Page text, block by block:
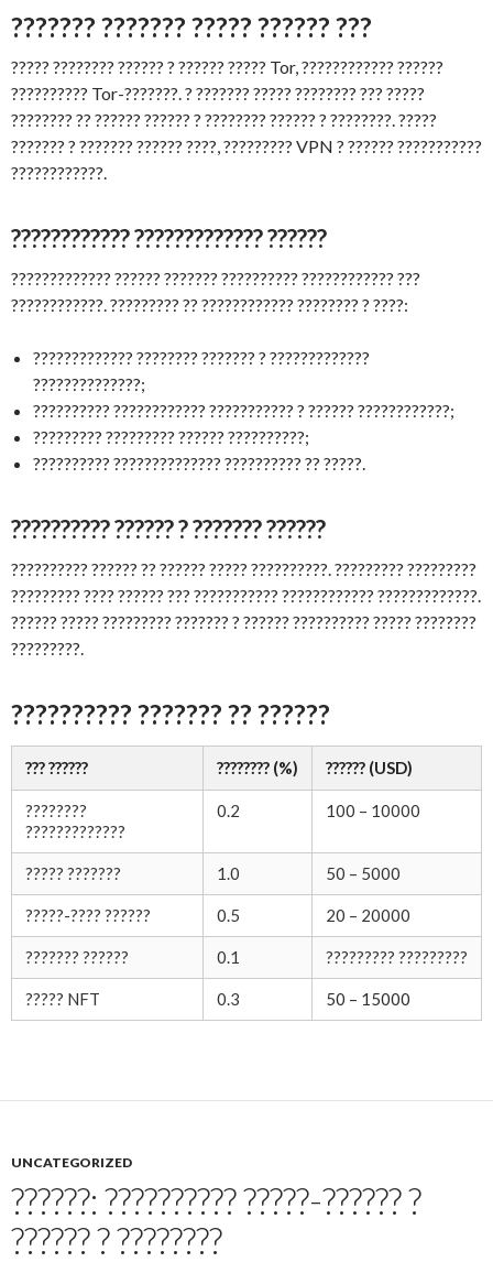
??????? ??????? ????? ?????? ???
????? ???????? ?????? ? ?????? ????? Tor, ???????????? ??????
?????????? Tor-???????. ? ??????? ????? ???????? ??? ?????
???????? ?? ?????? ?????? ? ???????? ?????? ? ????????. ?????
??????? ? ??????? ?????? ????, ????????? VPN ? ?????? ???????????
????????????.
???????????? ????????????? ??????
????????????? ?????? ??????? ?????????? ???????????? ???
????????????. ????????? ?? ???????????? ???????? ? ????:
????????????? ???????? ??????? ? ?????????????
??????????????;
?????????? ???????????? ??????????? ? ?????? ????????????;
????????? ????????? ?????? ??????????;
?????????? ?????????????? ?????????? ?? ?????.
?????????? ?????? ? ??????? ??????
?????????? ?????? ?? ?????? ????? ??????????. ????????? ?????????
????????? ???? ?????? ??? ??????????? ???????????? ?????????????.
?????? ????? ????????? ??????? ? ?????? ?????????? ????? ????????
?????????.
?????????? ??????? ?? ??????
??? ?????? ???????? (%) ?????? (USD)
????????
?????????????
0.2 100 – 10000
????? ??????? 1.0 50 – 5000
?????-???? ?????? 0.5 20 – 20000
??????? ?????? 0.1 ????????? ?????????
????? NFT 0.3 50 – 15000
UNCATEGORIZED
??????: ?????????? ?????-?????? ?
?????? ? ????????